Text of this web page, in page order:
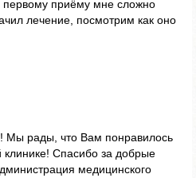
приёму мне сложно
лечение, посмотрим как оно
Мы рады, что Вам понравилось
Спасибо за добрые
медицинского